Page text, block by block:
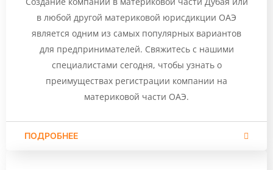
в любой другой материковой юрисдикции ОАЭ
является одним из самых популярных вариантов
для предпринимателей. Свяжитесь с нашими
специалистами сегодня, чтобы узнать о
преимуществах регистрации компании на
материковой части ОАЭ.
ПОДРОБНЕЕ